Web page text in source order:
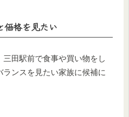
価格を見たい
三田駅前で食事や買い物をし
ンスを見たい家族に候補に